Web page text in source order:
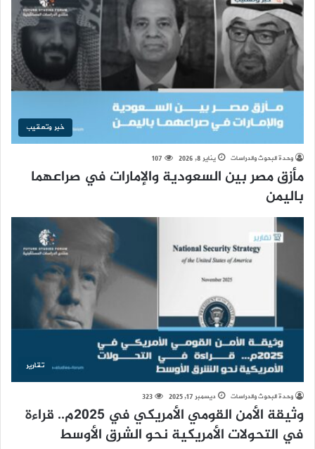
خبر وتعقيب
وحدة البحوث والدراسات يناير 8, 2026 107
مأزق مصر بين السعودية والإمارات في صراعهما
باليمن
تقارير
وحدة البحوث والدراسات ديسمبر 17, 2025 323
وثيقة الأمن القومي الأمريكي في 2025م.. قراءة
في التحولات الأمريكية نحو الشرق الأوسط